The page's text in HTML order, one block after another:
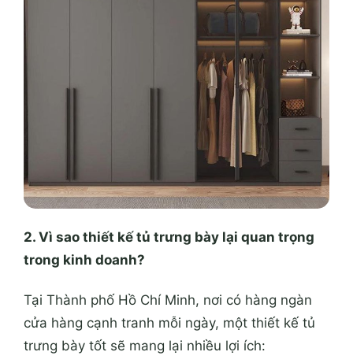
2. Vì sao thiết kế tủ trưng bày lại quan trọng
trong kinh doanh?
Tại Thành phố Hồ Chí Minh, nơi có hàng ngàn
cửa hàng cạnh tranh mỗi ngày, một thiết kế tủ
trưng bày tốt sẽ mang lại nhiều lợi ích: